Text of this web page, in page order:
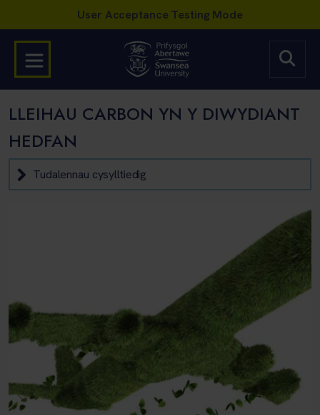
LLEIHAU CARBON YN Y DIWYDIANT
HEDFAN
Tudalennau cysylltiedig